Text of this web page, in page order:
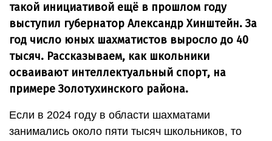
такой инициативой ещё в прошлом году
выступил губернатор Александр Хинштейн. За
год число юных шахматистов выросло до 40
тысяч. Рассказываем, как школьники
осваивают интеллектуальный спорт, на
примере Золотухинского района.
Если в 2024 году в области шахматами
занимались около пяти тысяч школьников, то